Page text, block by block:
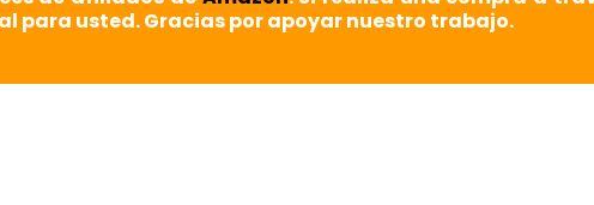
para usted. Gracias por apoyar nuestro trabajo.